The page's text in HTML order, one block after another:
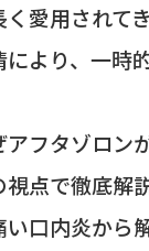
愛用されて
より、一時
アフタゾロン
点で徹底解
口内炎から